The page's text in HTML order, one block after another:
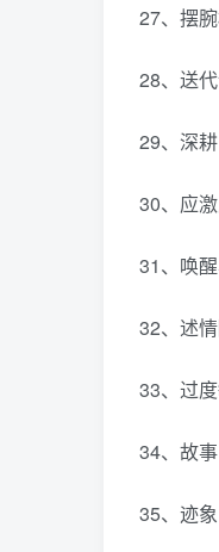
27、摆
28、送
29、深
30、应
31、唤
32、述
33、过
34、故
35、迹